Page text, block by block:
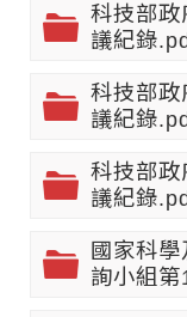
科技部
議紀錄
科技部
議紀錄
科技部
議紀錄
國家科
詢小組